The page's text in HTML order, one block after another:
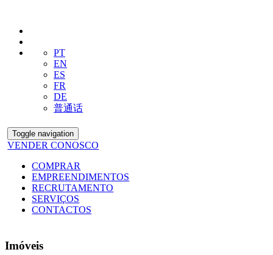
PT
EN
ES
FR
DE
普通话
Toggle navigation
VENDER CONOSCO
COMPRAR
EMPREENDIMENTOS
RECRUTAMENTO
SERVIÇOS
CONTACTOS
Imóveis